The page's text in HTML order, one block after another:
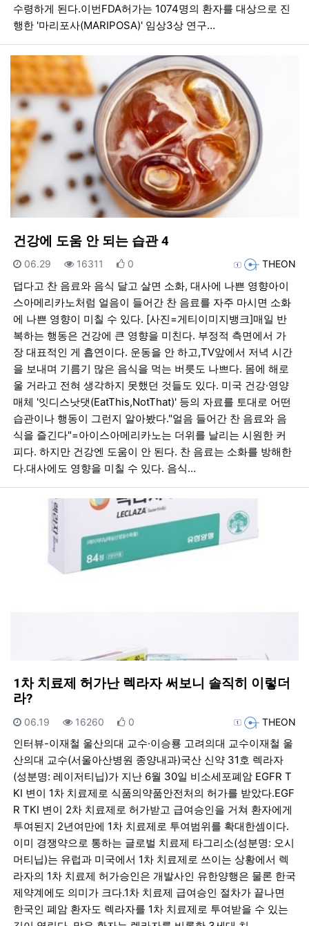
수령하게 된다.이번FDA허가는 1074명의 환자를 대상으로 진
행한 '마리포사(MARIPOSA)' 임상3상 연구…
건강에 도움 안 되는 습관 4
등록자THEON
등록일
06.29 조회
16311 추천
0
덥다고 찬 음료와 음식 달고 살면 소화, 대사에 나쁜 영향아이
스아메리카노처럼 얼음이 들어간 찬 음료를 자주 마시면 소화
에 나쁜 영향이 미칠 수 있다. [사진=게티이미지뱅크]매일 반
복하는 행동은 건강에 큰 영향을 미친다. 부정적 측면에서 가
장 대표적인 게 흡연이다. 운동을 안 하고,TV앞에서 저녁 시간
을 보내며 기름기 많은 음식을 먹는 버릇도 나쁘다. 몸에 해로
울 거라고 전혀 생각하지 못했던 것들도 있다. 미국 건강·영양
매체 '잇디스낫댓(EatThis,NotThat)' 등의 자료를 토대로 어떤
습관이나 행동이 그런지 알아봤다."얼음 들어간 찬 음료와 음
식을 즐긴다"=아이스아메리카노는 더위를 날리는 시원한 커
피다. 하지만 건강엔 도움이 안 된다. 찬 음료는 소화를 방해한
다.대사에도 영향을 미칠 수 있다. 음식…
1차 치료제 허가난 렉라자 써보니 솔직히 이렇더
라?
등록자THEON
등록일
06.19 조회
16260 추천
0
인터뷰-이재철 울산의대 교수·이승룡 고려의대 교수이재철 울
산의대 교수(서울아산병원 종양내과)국산 신약 31호 렉라자
(성분명: 레이저티닙)가 지난 6월 30일 비소세포폐암 EGFR T
KI 변이 1차 치료제로 식품의약품안전처의 허가를 받았다.EGF
R TKI 변이 2차 치료제로 허가받고 급여승인을 거쳐 환자에게
투여된지 2년여만에 1차 치료제로 투여범위를 확대한셈이다.
이미 경쟁약으로 통하는 글로벌 치료제 타그리소(성분명: 오시
머티닙)는 유럽과 미국에서 1차 치료제로 쓰이는 상황에서 렉
라자의 1차 치료제 허가승인은 개발사인 유한양행은 물론 한국
제약계에도 의미가 크다.1차 치료제 급여승인 절차가 끝나면
한국인 폐암 환자도 렉라자를 1차 치료제로 투여받을 수 있는